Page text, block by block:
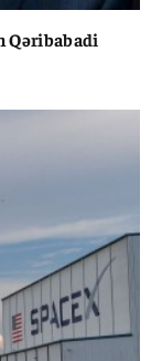
Qəribabadi